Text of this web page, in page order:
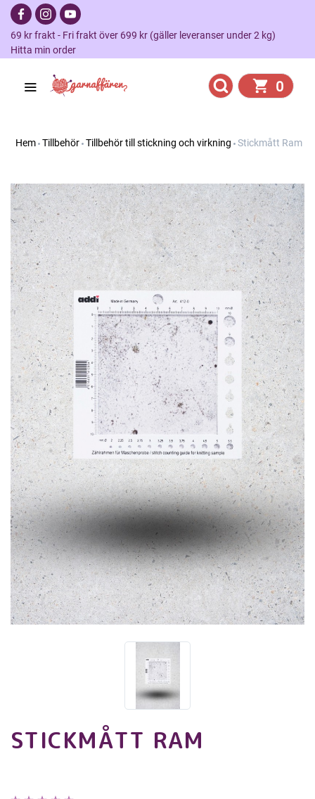
69 kr frakt - Fri frakt över 699 kr (gäller leveranser under 2 kg)
Hitta min order
0
Hem Tillbehör Tillbehör till stickning och virkning Stickmått Ram
STICKMÅTT RAM